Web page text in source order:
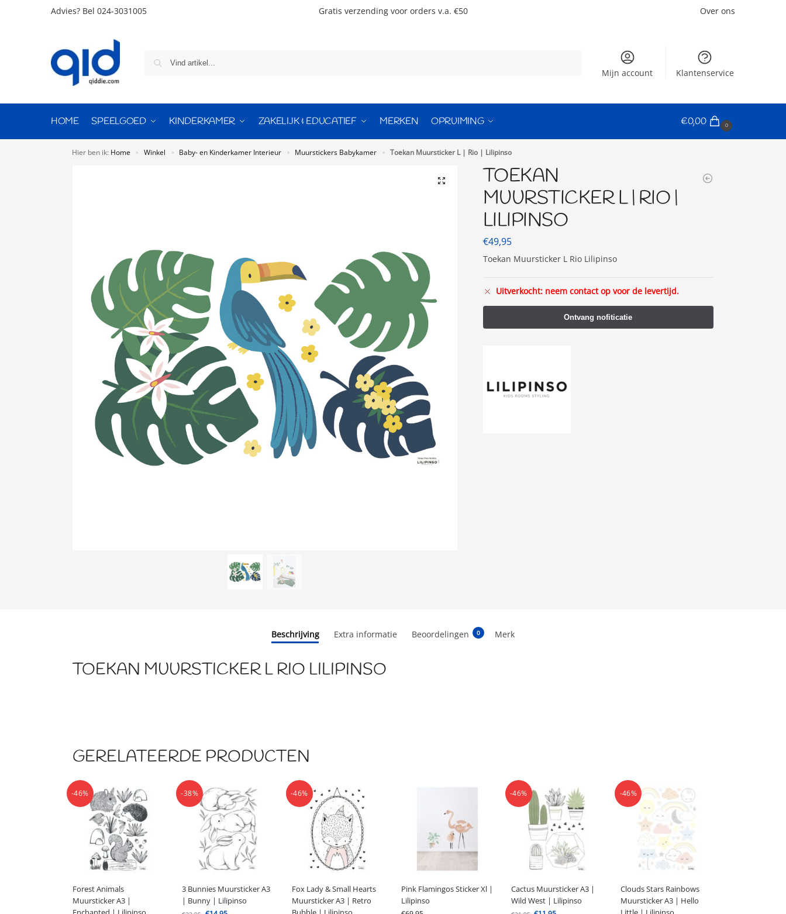
Advies? Bel 024-3031005 Gratis verzending voor orders v.a. €50 Over ons
Mijn account Klantenservice
HOME SPEELGOED KINDERKAMER ZAKELIJK & EDUCATIEF MERKEN OPRUIMING €0,00 0
Hier ben ik: Home » Winkel » Baby- en Kinderkamer Interieur » Muurstickers Babykamer » Toekan Muursticker L | Rio | Lilipinso
TOEKAN
MUURSTICKER L | RIO |
LILIPINSO
€49,95
Toekan Muursticker L Rio Lilipinso
Uitverkocht: neem contact op voor de levertijd.
Beschrijving Extra informatie Beoordelingen 0 Merk
TOEKAN MUURSTICKER L RIO LILIPINSO
GERELATEERDE PRODUCTEN
-46%
Forest Animals
Muursticker A3 |
-38%
3 Bunnies Muursticker A3
| Bunny | Lilipinso
-46%
Fox Lady & Small Hearts
Muursticker A3 | Retro
Pink Flamingos Sticker Xl |
Lilipinso
-46%
Cactus Muursticker A3 |
Wild West | Lilipinso
-46%
Clouds Stars Rainbows
Muursticker A3 | Hello